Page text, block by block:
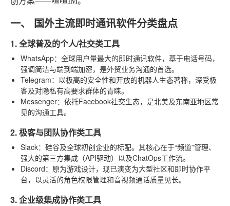
一、 国外主流即时通讯软件分类盘点
1. 全球普及的个人/社交类工具
WhatsApp：全球用户量最大的即时通讯软件，基于电话号码，
强调简洁与端到端加密，是外贸业务沟通的首选。
Telegram：以极高的安全性和开放的机器人生态著称，深受极
客及对隐私有高要求群体的青睐。
Messenger：依托Facebook社交生态，是北美及东南亚地区常
见的沟通工具。
2. 极客与团队协作类工具
Slack：硅谷及全球初创企业的标配。其核心在于“频道”管理、
强大的第三方集成（API驱动）以及ChatOps工作流。
Discord：原为游戏设计，现已演变为大型社区和即时协作平
台，以灵活的角色权限管理和音视频通话质量见长。
3. 企业级集成协作类工具